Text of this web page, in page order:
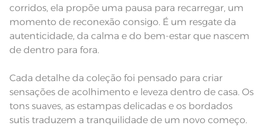
corridos, ela propõe uma pausa para recarregar, um
momento de reconexão consigo. É um resgate da
autenticidade, da calma e do bem-estar que nascem
de dentro para fora.
Cada detalhe da coleção foi pensado para criar
sensações de acolhimento e leveza dentro de casa. Os
tons suaves, as estampas delicadas e os bordados
sutis traduzem a tranquilidade de um novo começo.